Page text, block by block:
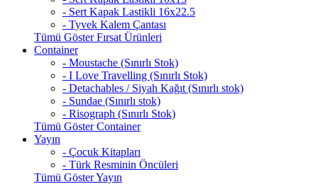
- Sert Kapak Lastikli 16x22.5
- Tyvek Kalem Çantası
Tümü Göster Fırsat Ürünleri
Container
- Moustache (Sınırlı Stok)
- I Love Travelling (Sınırlı Stok)
- Detachables / Siyah Kağıt (Sınırlı stok)
- Sundae (Sınırlı stok)
- Risograph (Sınırlı Stok)
Tümü Göster Container
Yayın
- Çocuk Kitapları
- Türk Resminin Öncüleri
Tümü Göster Yayın